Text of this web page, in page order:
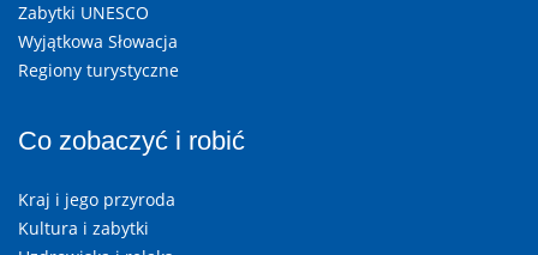
Zabytki UNESCO
Wyjątkowa Słowacja
Regiony turystyczne
Co zobaczyć i robić
Kraj i jego przyroda
Kultura i zabytki